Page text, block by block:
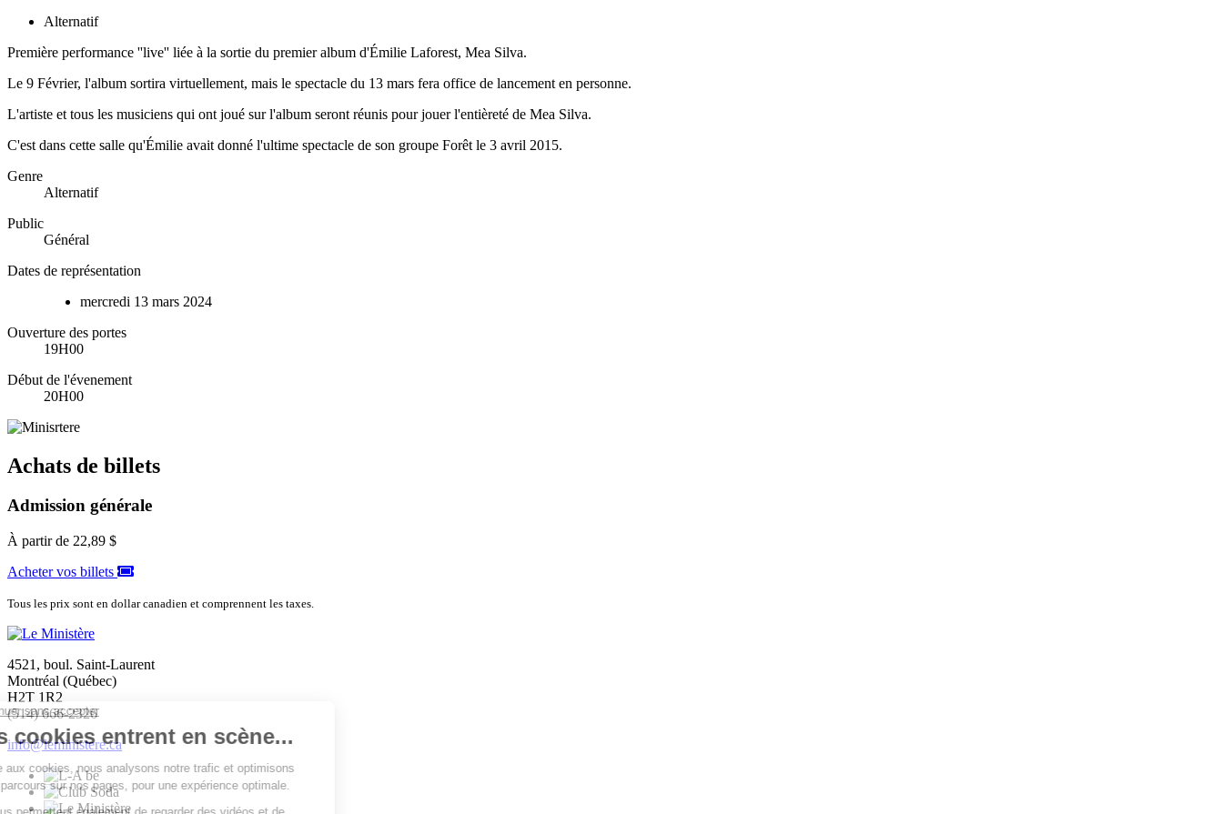
Alternatif
Première performance ''live'' liée à la sortie du premier album d'Émilie Laforest, Mea Silva.
Le 9 Février, l'album sortira virtuellement, mais le spectacle du 13 mars fera office de lancement en personne.
L'artiste et tous les musiciens qui ont joué sur l'album seront réunis pour jouer l'entièreté de Mea Silva.
C'est dans cette salle qu'Émilie avait donné l'ultime spectacle de son groupe Forêt le 3 avril 2015.
Genre
Alternatif
Public
Général
Dates de représentation
mercredi 13 mars 2024
Ouverture des portes
19H00
Début de l'évenement
20H00
Achats de billets
Admission générale
À partir de 22,89 $
Acheter vos billets
Tous les prix sont en dollar canadien et comprennent les taxes.
4521, boul. Saint-Laurent
Montréal (Québec)
H2T 1R2
(514) 666-2326
info@leministere.ca